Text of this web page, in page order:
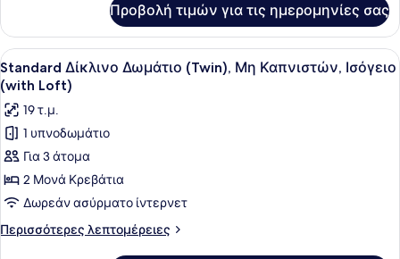
Ισόγειο
(with
Loft)
Δίκλινο
Δωμάτιο
(Double),
Μη
Καπνιστών,
Ισόγειο
(with
Loft)
Προβολή τιμών για τις ημερομηνίες σας
Προβολή
όλων
των
φωτογραφιών
για
Standard
Δίκλινο
Δωμάτιο
(Twin),
Μη
Ένα σύγχρονο δωμάτιο
4
Standard Δίκλινο Δωμάτιο (Twin), Μη Καπνιστών, Ισόγειο
(with Loft)
19 τ.μ.
1 υπνοδωμάτιο
Για 3 άτομα
2 Μονά Κρεβάτια
Δωρεάν ασύρματο ίντερνετ
Περισσότερες λεπτομέρειες
Περισσότερες